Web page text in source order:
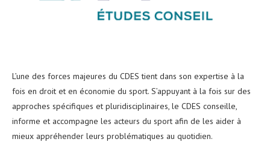
L’une des forces majeures du CDES tient dans son expertise à la
fois en droit et en économie du sport. S’appuyant à la fois sur des
approches spécifiques et pluridisciplinaires, le CDES conseille,
informe et accompagne les acteurs du sport afin de les aider à
mieux appréhender leurs problématiques au quotidien.